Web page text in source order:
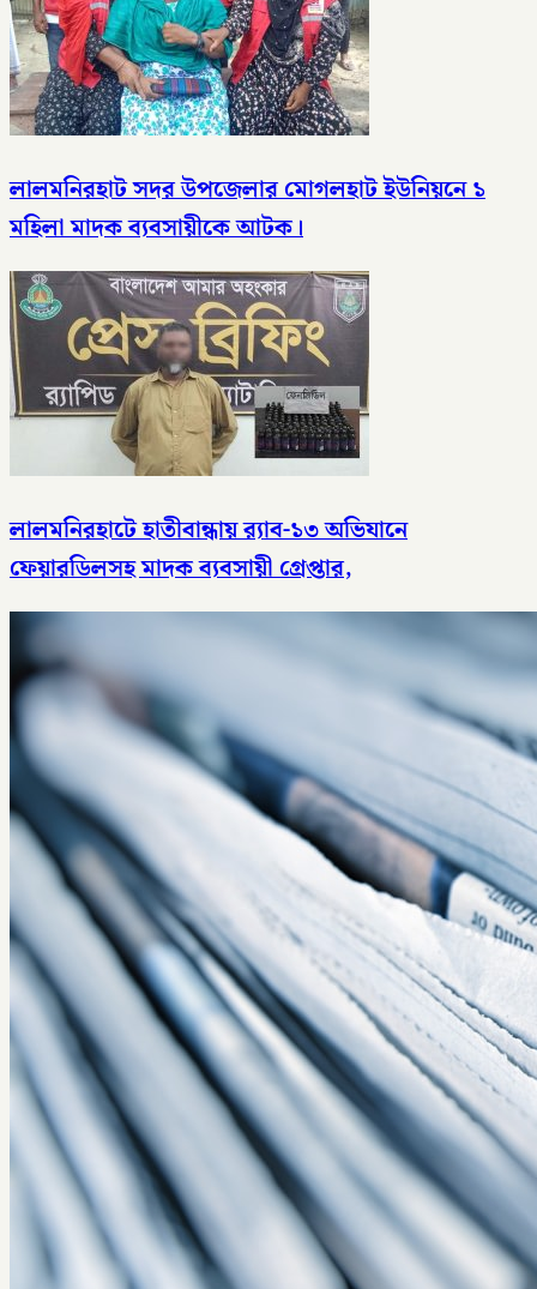
লালমনিরহাট সদর উপজেলার মোগলহাট ইউনিয়নে ১
মহিলা মাদক ব্যবসায়ীকে আটক।
লালমনিরহাটে হাতীবান্ধায় র‌্যাব-১৩ অভিযানে
ফেয়ারডিলসহ মাদক ব্যবসায়ী গ্রেপ্তার,